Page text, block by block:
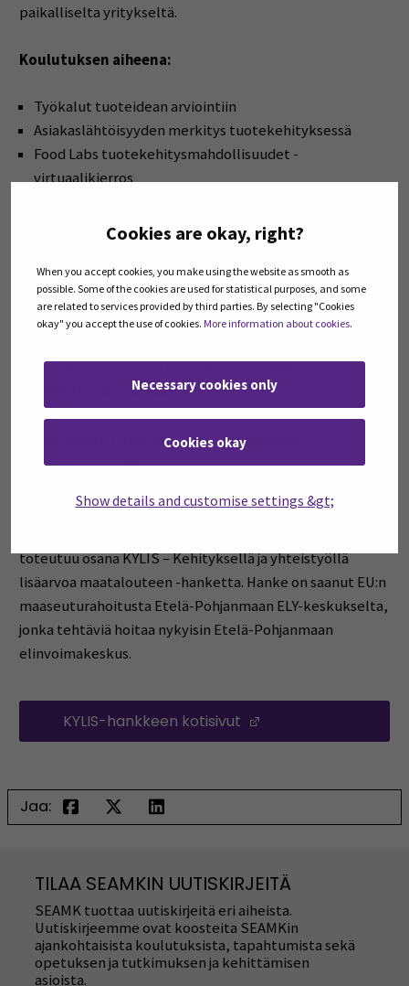
Cookies are okay, right?
When you accept cookies, you make using the website as smooth as
possible. Some of the cookies are used for statistical purposes, and some
are related to services provided by third parties. By selecting "Cookies
okay" you accept the use of cookies. More information about cookies.
Necessary cookies only
Cookies okay
Show details and customise settings &gt;
paikalliselta yritykseltä.
Koulutuksen aiheena:
Työkalut tuoteidean arviointiin
Asiakaslähtöisyyden merkitys tuotekehityksessä
Food Labs tuotekehitysmahdollisuudet -
virtuaalikierros
9:00 Tervetuloa
Jasmine Erkkilä SEAMK
9:05 Työkalut ja asiakaslähtöisyys
Jarmo Alarinta, koulutuspäällikkö, SEAMK
11:00 Siitepölysuklaan tuotekehitys
Jemina Valli, Hunaja Hetki Oy
11:30 SEAMK Food Labs virtuaalivierailu
Joni Viitala, SEAMK
toteutuu osana KYLIS – Kehityksellä ja yhteistyöllä
lisäarvoa maatalouteen -hanketta. Hanke on saanut EU:n
maaseuturahoitusta Etelä-Pohjanmaan ELY-keskukselta,
jonka tehtäviä hoitaa nykyisin Etelä-Pohjanmaan
elinvoimakeskus.
KYLIS-hankkeen kotisivut
Jaa:
TILAA SEAMKIN UUTISKIRJEITÄ
SEAMK tuottaa uutiskirjeitä eri aiheista.
Uutiskirjeemme ovat koosteita SEAMKin
ajankohtaisista koulutuksista, tapahtumista sekä
opetuksen ja tutkimuksen ja kehittämisen
asioista.